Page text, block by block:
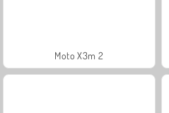
Moto X3m 2